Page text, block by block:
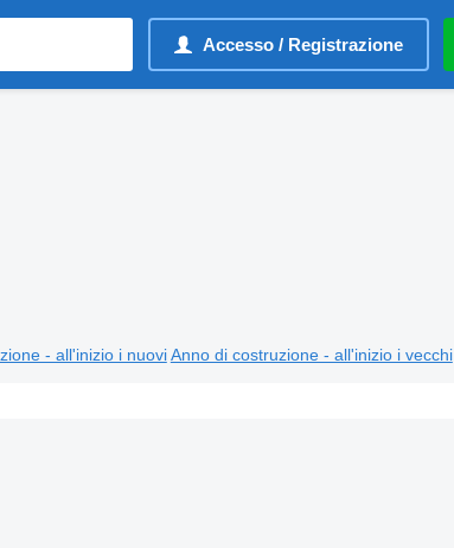
Accesso / Registrazione
- all'inizio i nuovi Anno di costruzione - all'inizio i vecchi